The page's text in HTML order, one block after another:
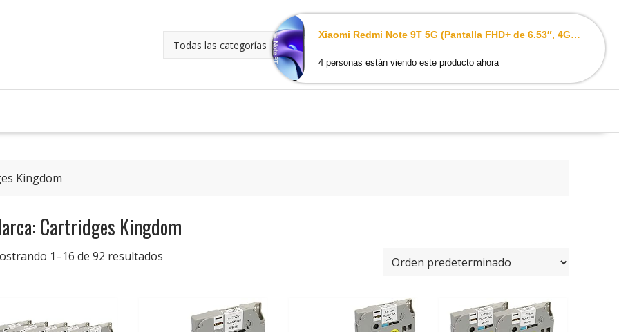
Kingdom
Cartridges Kingdom
1–16 de 92 resultados
Xiaomi Redmi Note 9T 5G (Pantalla FHD+ de 6.53″, 4GB+64 GB, Cámara triple 48 MP, Media Tek Dimensity 800U, Dual Speakers, 5000mAh, 18W Carga rápida), Negro [Versión ES/PT]
4 personas están viendo este producto ahora